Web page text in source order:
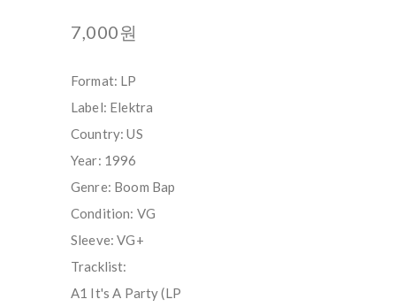
7,000원
Format: LP
Label: Elektra
Country: US
Year: 1996
Genre: Boom Bap
Condition: VG
Sleeve: VG+
Tracklist:
A1 It's A Party (LP